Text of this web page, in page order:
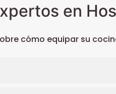
en
cómo equipar su